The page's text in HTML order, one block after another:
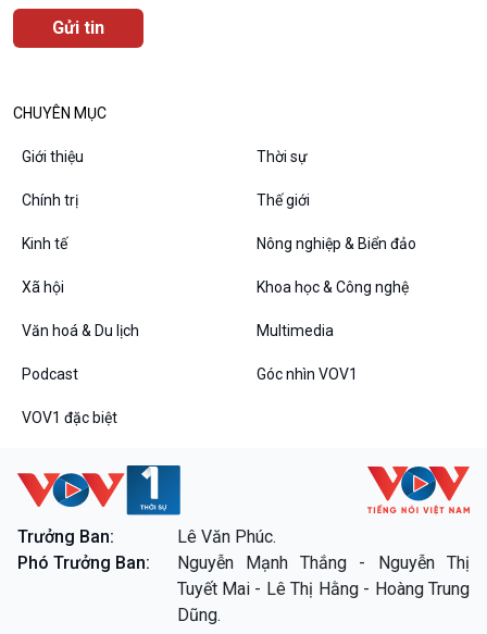
VOV1 đặc biệt
Chân dung cuộc sống
Các chương trình đặc biệt
CHUYÊN MỤC
Giới thiệu Thời sự
Chính trị Thế giới
Kinh tế Nông nghiệp & Biển đảo
Xã hội Khoa học & Công nghệ
Văn hoá & Du lịch Multimedia
Podcast Góc nhìn VOV1
VOV1 đặc biệt
Trưởng Ban:
Lê Văn Phúc.
Phó Trưởng Ban:
Nguyễn Mạnh Thắng - Nguyễn Thị
Tuyết Mai - Lê Thị Hằng - Hoàng Trung
Dũng.